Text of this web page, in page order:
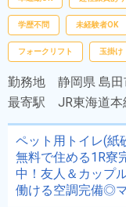
学歴不問 未経験者OK
フォークリフト 玉掛け
勤務地 静岡県 島
最寄駅 JR東海道
ペット用トイレ(
無料で住める1R寮
中！友人＆カップ
働ける空調完備◎